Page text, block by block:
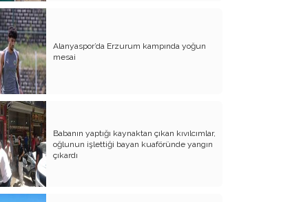
Mezarcı Hikmet’in Yürek Burkan Hayat
Hikayesi
Neşet Ertaş’ın Anısına
Canım Yurdum İnsanları - 1
Bu Yazım Sözde Değil Özde
Müslüman Olan Ülkeler İçindir!!
Aileme Duyduğum Özlem
Kırtasiye Vurgunu
Dijital Çağın Çocukları
Alanyaspor’da Erzurum kampında yoğun
mesai
Babanın yaptığı kaynaktan çıkan kıvılcımlar,
oğlunun işlettiği bayan kuaföründe yangın
çıkardı